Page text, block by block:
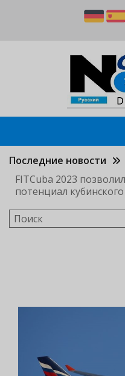
Последние новости
FITCuba 2023
потенциал
Поиск